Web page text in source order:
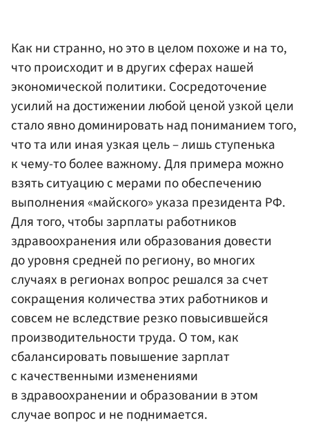
Как ни странно, но это в целом похоже и на то,
что происходит и в других сферах нашей
экономической политики. Сосредоточение
усилий на достижении любой ценой узкой цели
стало явно доминировать над пониманием того,
что та или иная узкая цель – лишь ступенька
к чему-то более важному. Для примера можно
взять ситуацию с мерами по обеспечению
выполнения «майского» указа президента РФ.
Для того, чтобы зарплаты работников
здравоохранения или образования довести
до уровня средней по региону, во многих
случаях в регионах вопрос решался за счет
сокращения количества этих работников и
совсем не вследствие резко повысившейся
производительности труда. О том, как
сбалансировать повышение зарплат
с качественными изменениями
в здравоохранении и образовании в этом
случае вопрос и не поднимается.